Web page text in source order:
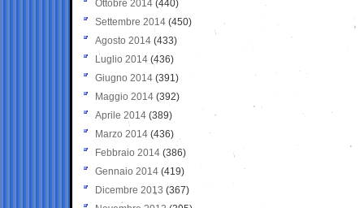
Ottobre 2014 (440)
Settembre 2014 (450)
Agosto 2014 (433)
Luglio 2014 (436)
Giugno 2014 (391)
Maggio 2014 (392)
Aprile 2014 (389)
Marzo 2014 (436)
Febbraio 2014 (386)
Gennaio 2014 (419)
Dicembre 2013 (367)